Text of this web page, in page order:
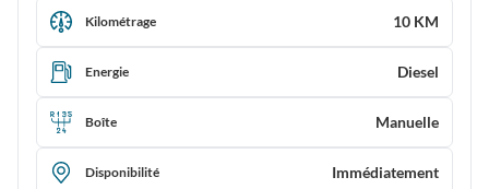
Kilométrage 10 KM
Energie Diesel
Boîte Manuelle
Disponibilité Immédiatement